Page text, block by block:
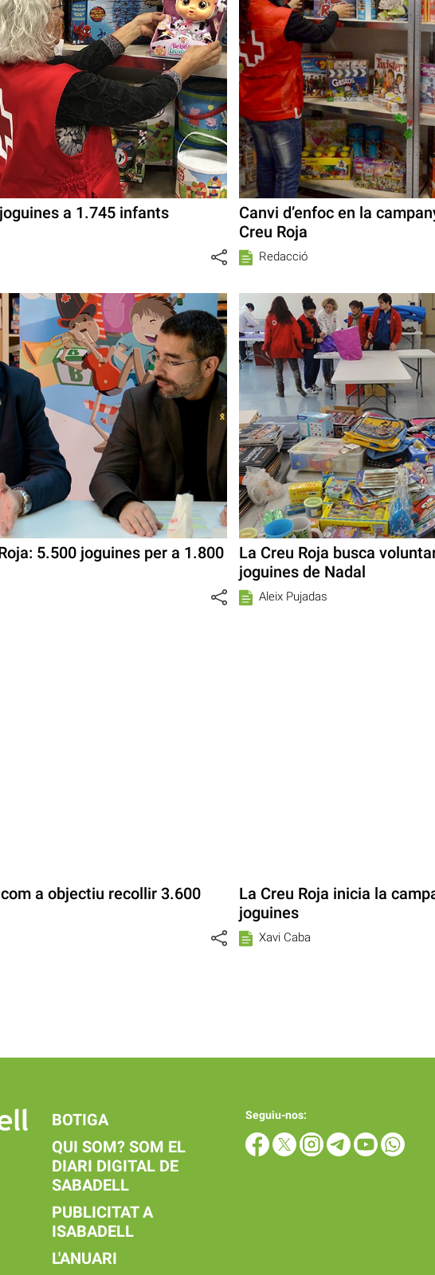
a 1.745 infants
Canvi d’enfoc en la
Creu Roja
Redacció
5.500 joguines per a 1.800
La Creu Roja busca
joguines de Nadal
Aleix Pujadas
a objectiu recollir 3.600
La Creu Roja inicia la
joguines
Xavi Caba
BOTIGA
QUI SOM? SOM EL
DIARI DIGITAL DE
SABADELL
PUBLICITAT A
ISABADELL
L'ANUARI
Seguiu-nos: